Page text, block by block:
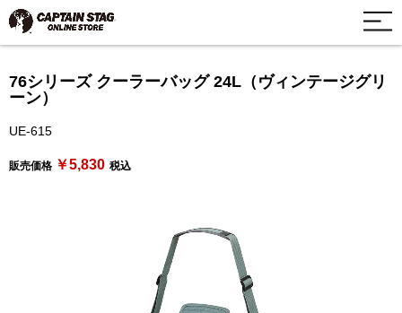
76シリーズ クーラーバッグ 24L（ヴィンテージグリ
ーン）
UE-615
販売価格 ￥5,830 税込